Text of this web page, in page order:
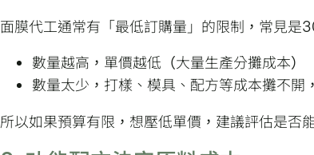
面膜代工通常有「最低訂購量」的限制，常見
數量越高，單價越低（大量生產分攤成本）
數量太少，打樣、模具、配方等成本攤不開
所以如果預算有限，想壓低單價，建議評估是否